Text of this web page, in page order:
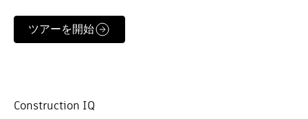
ツアーを開始
Construction IQ